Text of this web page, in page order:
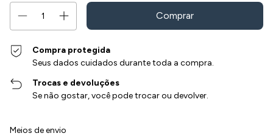
Compra protegida
Seus dados cuidados durante toda a compra.
Trocas e devoluções
Se não gostar, você pode trocar ou devolver.
Entregas para o CEP:
Meios de envio